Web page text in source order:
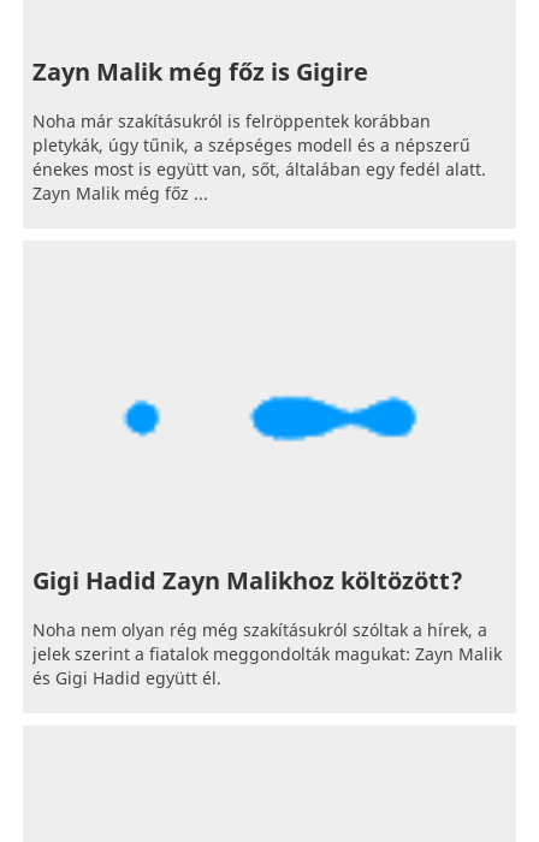
Zayn Malik még főz is Gigire
Noha már szakításukról is felröppentek korábban
pletykák, úgy tűnik, a szépséges modell és a népszerű
énekes most is együtt van, sőt, általában egy fedél alatt.
Zayn Malik még főz ...
Gigi Hadid Zayn Malikhoz költözött?
Noha nem olyan rég még szakításukról szóltak a hírek, a
jelek szerint a fiatalok meggondolták magukat: Zayn Malik
és Gigi Hadid együtt él.